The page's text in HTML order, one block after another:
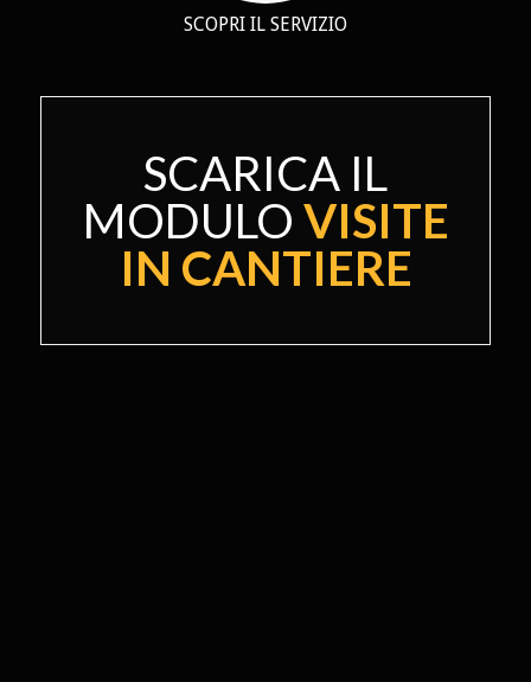
SCOPRI IL SERVIZIO
SCARICA IL
MODULO VISITE
IN CANTIERE